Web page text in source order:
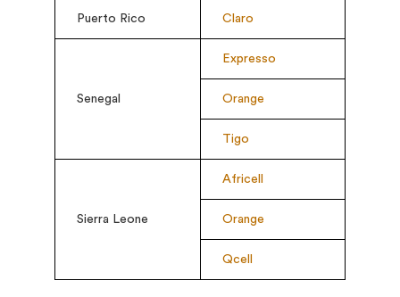
Puerto Rico Claro
Senegal
Expresso
Orange
Tigo
Sierra Leone
Africell
Orange
Qcell